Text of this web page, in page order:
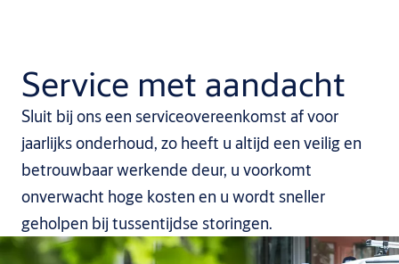
Service met aandacht
Sluit bij ons een serviceovereenkomst af voor
jaarlijks onderhoud, zo heeft u altijd een veilig en
betrouwbaar werkende deur, u voorkomt
onverwacht hoge kosten en u wordt sneller
geholpen bij tussentijdse storingen.